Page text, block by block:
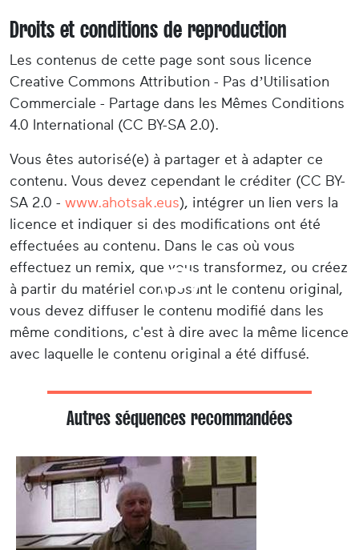
Droits et conditions de reproduction
Les contenus de cette page sont sous licence
Creative Commons Attribution - Pas d’Utilisation
Commerciale - Partage dans les Mêmes Conditions
4.0 International (CC BY-SA 2.0).
Vous êtes autorisé(e) à partager et à adapter ce
contenu. Vous devez cependant le créditer (CC BY-
SA 2.0 - www.ahotsak.eus), intégrer un lien vers la
licence et indiquer si des modifications ont été
effectuées au contenu. Dans le cas où vous
effectuez un remix, que vous transformez, ou créez
à partir du matériel composant le contenu original,
vous devez diffuser le contenu modifié dans les
même conditions, c'est à dire avec la même licence
avec laquelle le contenu original a été diffusé.
Autres séquences recommandées